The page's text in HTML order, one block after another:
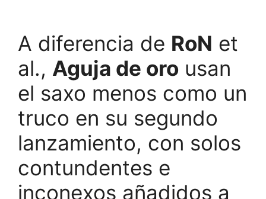
A diferencia de RoN et
al., Aguja de oro usan
el saxo menos como un
truco en su segundo
lanzamiento, con solos
contundentes e
inconexos añadidos a